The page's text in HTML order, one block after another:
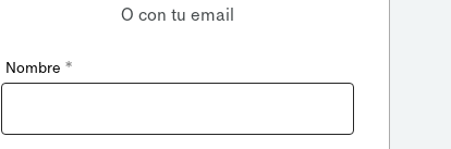
O con tu email
Nombre *